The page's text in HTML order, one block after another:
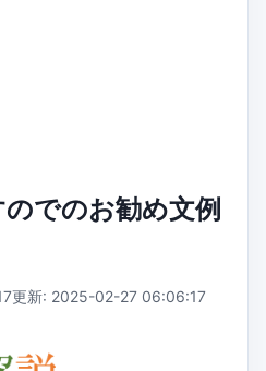
でのお勧め文例
更新: 2025-02-27 06:06:17